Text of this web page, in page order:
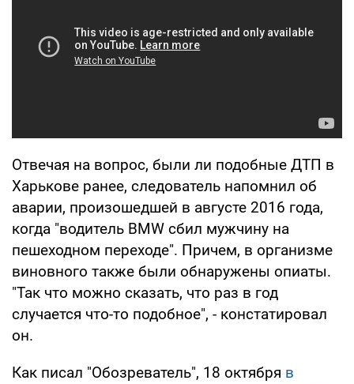
Отвечая на вопрос, были ли подобные ДТП в
Харькове ранее, следователь напомнил об
аварии, произошедшей в августе 2016 года,
когда "водитель BMW сбил мужчину на
пешеходном переходе". Причем, в организме
виновного также были обнаружены опиаты.
"Так что можно сказать, что раз в год
случается что-то подобное", - констатировал
он.
Как писал "Обозреватель", 18 октября в